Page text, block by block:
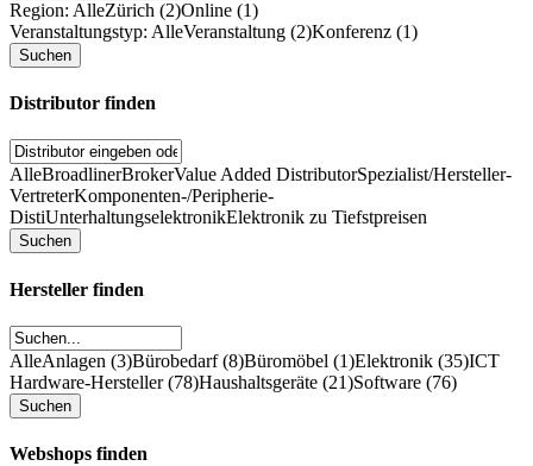
Region: AlleZürich (2)Online (1)
Veranstaltungstyp: AlleVeranstaltung (2)Konferenz (1)
Distributor finden
AlleBroadlinerBrokerValue Added DistributorSpezialist/Hersteller-
VertreterKomponenten-/Peripherie-
DistiUnterhaltungselektronikElektronik zu Tiefstpreisen
Hersteller finden
AlleAnlagen (3)Bürobedarf (8)Büromöbel (1)Elektronik (35)ICT
Hardware-Hersteller (78)Haushaltsgeräte (21)Software (76)
Webshops finden